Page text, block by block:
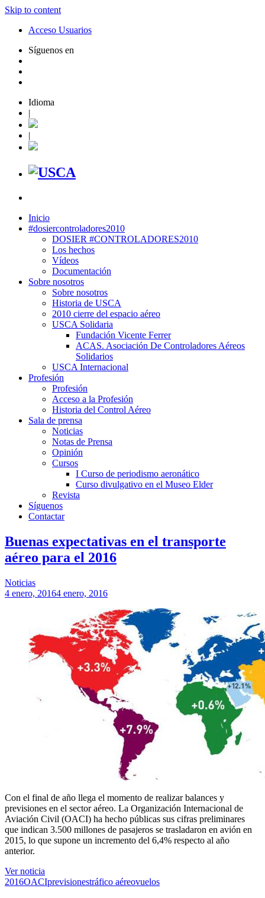
Skip to content
Acceso Usuarios
Síguenos en
Idioma
|
|
Inicio
#dosiercontroladores2010
DOSIER #CONTROLADORES2010
Los hechos
Vídeos
Documentación
Sobre nosotros
Sobre nosotros
Historia de USCA
2010 cierre del espacio aéreo
USCA Solidaria
Fundación Vicente Ferrer
ACAS. Asociación De Controladores Aéreos
Solidarios
USCA Internacional
Profesión
Profesión
Acceso a la Profesión
Historia del Control Aéreo
Sala de prensa
Noticias
Notas de Prensa
Opinión
Cursos
I Curso de periodismo aeronático
Curso divulgativo en el Museo Elder
Revista
Síguenos
Contactar
Buenas expectativas en el transporte
aéreo para el 2016
Noticias
4 enero, 20164 enero, 2016
Con el final de año llega el momento de realizar balances y
previsiones en el sector aéreo. La Organización Internacional de
Aviación Civil (OACI) ha hecho públicas sus cifras preliminares
que indican 3.500 millones de pasajeros se trasladaron en avión en
2015, lo que supone un incremento del 6,4% respecto al año
anterior.
Ver noticia
2016OACIprevisionestráfico aéreovuelos